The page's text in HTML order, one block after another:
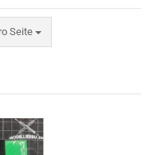
Seite